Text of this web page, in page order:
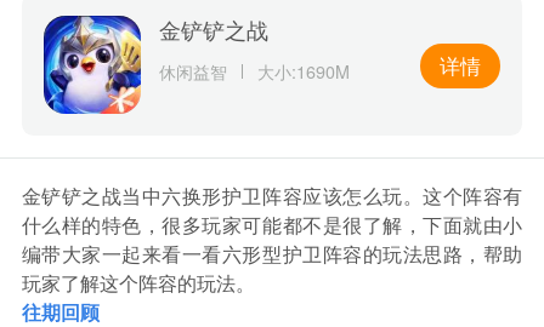
金铲铲之战
休闲益智 大小:1690M 详情
金铲铲之战当中六换形护卫阵容应该怎么玩。这个阵容有
什么样的特色，很多玩家可能都不是很了解，下面就由小
编带大家一起来看一看六形型护卫阵容的玩法思路，帮助
玩家了解这个阵容的玩法。
往期回顾